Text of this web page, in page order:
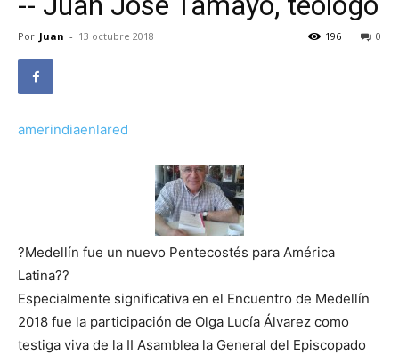
Por Juan - 13 octubre 2018 0
196
amerindiaenlared
?Medellín fue un nuevo Pentecostés para América
Latina??
Especialmente significativa en el Encuentro de Medellín
2018 fue la participación de Olga Lucía Álvarez como
testiga viva de la II Asamblea la General del Episcopado